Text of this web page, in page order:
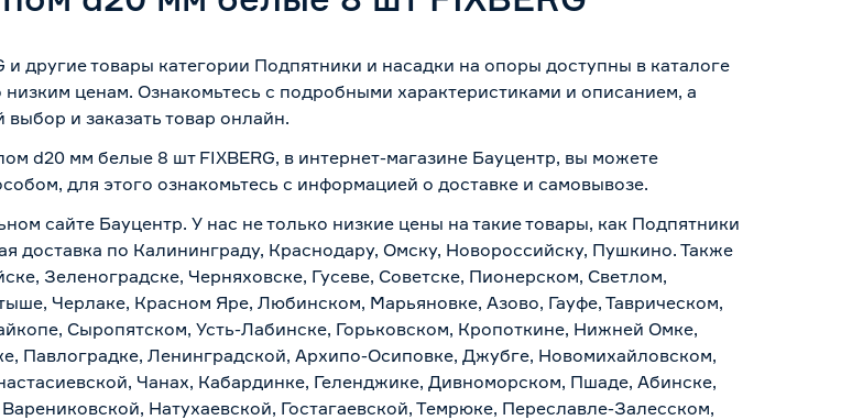
другие товары категории Подпятники и насадки на опоры доступны в каталоге
ценам. Ознакомьтесь с подробными характеристиками и описанием, а
и заказать товар онлайн.
d20 мм белые 8 шт FIXBERG, в интернет-магазине Бауцентр, вы можете
для этого ознакомьтесь с информацией о доставке и самовывозе.
сайте Бауцентр. У нас не только низкие цены на такие товары, как Подпятники
доставка по Калининграду, Краснодару, Омску, Новороссийску, Пушкино. Также
Зеленоградске, Черняховске, Гусеве, Советске, Пионерском, Светлом,
Черлаке, Красном Яре, Любинском, Марьяновке, Азово, Гауфе, Таврическом,
Сыропятском, Усть-Лабинске, Горьковском, Кропоткине, Нижней Омке,
Павлоградке, Ленинградской, Архипо-Осиповке, Джубге, Новомихайловском,
Чанах, Кабардинке, Геленджике, Дивноморском, Пшаде, Абинске,
Натухаевской, Гостагаевской, Темрюке, Переславле-Залесском,